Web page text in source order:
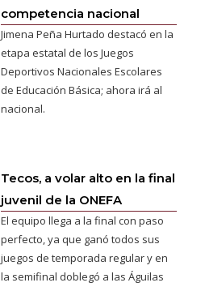
competencia nacional
Jimena Peña Hurtado destacó en la
etapa estatal de los Juegos
Deportivos Nacionales Escolares
de Educación Básica; ahora irá al
nacional.
Tecos, a volar alto en la final
juvenil de la ONEFA
El equipo llega a la final con paso
perfecto, ya que ganó todos sus
juegos de temporada regular y en
la semifinal doblegó a las Águilas